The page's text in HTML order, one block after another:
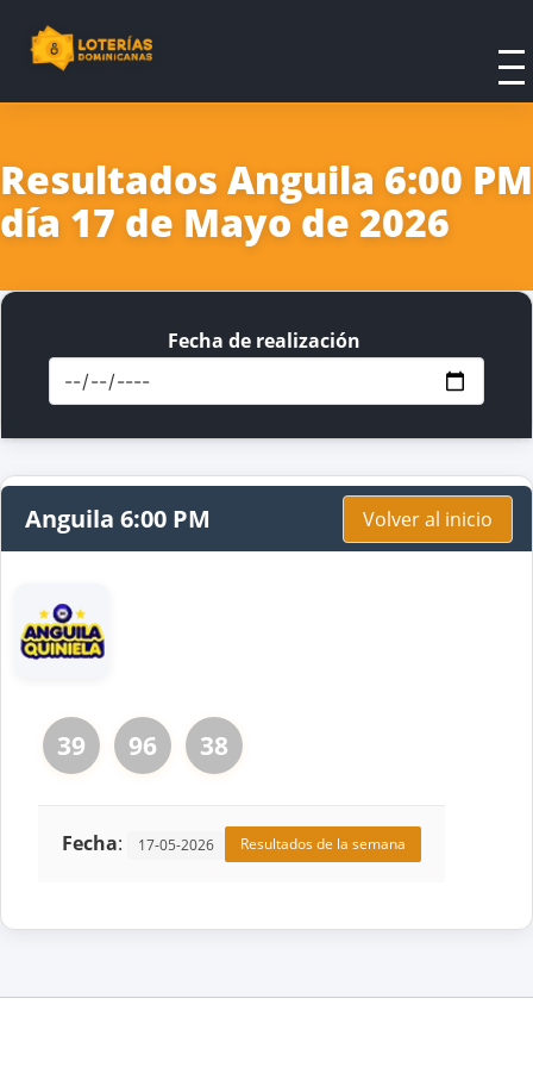
Resultados Anguila 6:00 PM
día 17 de Mayo de 2026
Fecha de realización
Anguila 6:00 PM Volver al inicio
39 96 38
Fecha: 17-05-2026 Resultados de la semana